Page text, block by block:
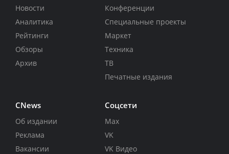
Новости
Аналитика
Рейтинги
Обзоры
Архив
Конференции
Специальные проекты
Маркет
Техника
ТВ
Печатные издания
CNews
Об издании
Реклама
Вакансии
Соцсети
Max
VK
VK Видео